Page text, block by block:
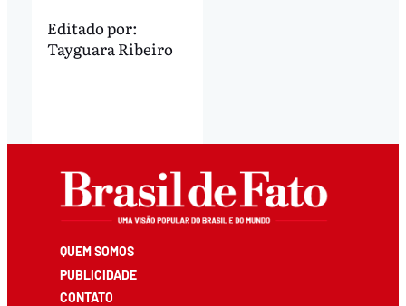
Editado por:
Tayguara Ribeiro
QUEM SOMOS
PUBLICIDADE
CONTATO